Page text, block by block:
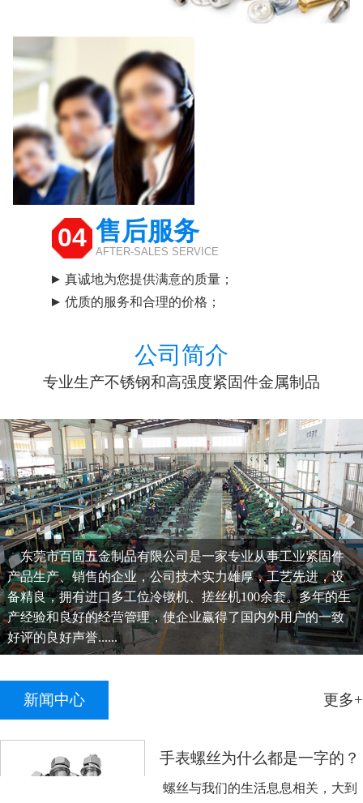
04 售后服务
AFTER-SALES SERVICE
真诚地为您提供满意的质量；
优质的服务和合理的价格；
公司简介
专业生产不锈钢和高强度紧固件金属制品
东莞市百固五金制品有限公司是一家专业从事工业紧固件
产品生产、销售的企业，公司技术实力雄厚，工艺先进，设
备精良，拥有进口多工位冷镦机、搓丝机100余套。多年的生
产经验和良好的经营管理，使企业赢得了国内外用户的一致
好评的良好声誉......
新闻中心 更多+
手表螺丝为什么都是一字的？
螺丝与我们的生活息息相关，大到